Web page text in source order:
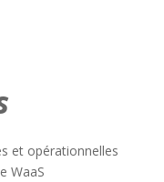
et opérationnelles
WaaS